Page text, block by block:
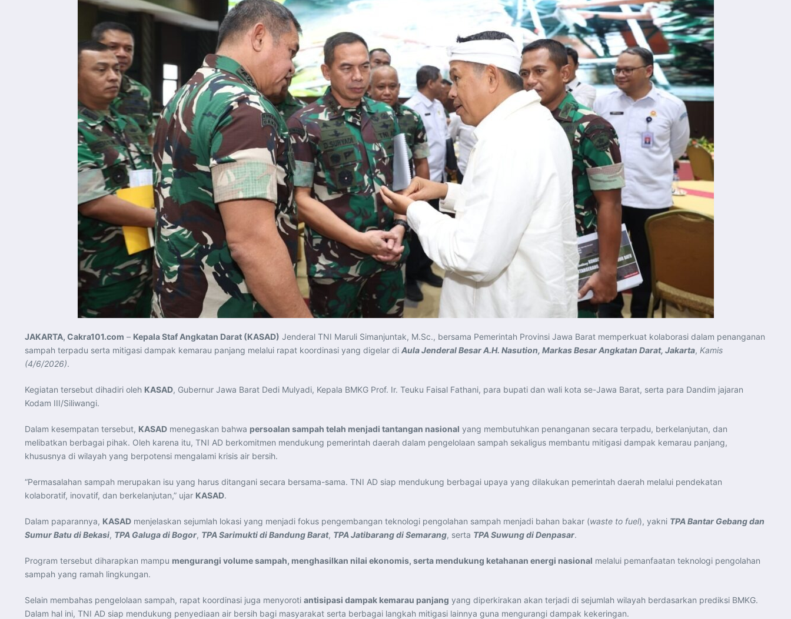
JAKARTA, Cakra101.com – Kepala Staf Angkatan Darat (KASAD) Jenderal TNI Maruli Simanjuntak, M.Sc., bersama Pemerintah Provinsi Jawa Barat memperkuat kolaborasi dalam penanganan
sampah terpadu serta mitigasi dampak kemarau panjang melalui rapat koordinasi yang digelar di Aula Jenderal Besar A.H. Nasution, Markas Besar Angkatan Darat, Jakarta, Kamis
(4/6/2026).
Kegiatan tersebut dihadiri oleh KASAD, Gubernur Jawa Barat Dedi Mulyadi, Kepala BMKG Prof. Ir. Teuku Faisal Fathani, para bupati dan wali kota se-Jawa Barat, serta para Dandim jajaran
Kodam III/Siliwangi.
Dalam kesempatan tersebut, KASAD menegaskan bahwa persoalan sampah telah menjadi tantangan nasional yang membutuhkan penanganan secara terpadu, berkelanjutan, dan
melibatkan berbagai pihak. Oleh karena itu, TNI AD berkomitmen mendukung pemerintah daerah dalam pengelolaan sampah sekaligus membantu mitigasi dampak kemarau panjang,
khususnya di wilayah yang berpotensi mengalami krisis air bersih.
“Permasalahan sampah merupakan isu yang harus ditangani secara bersama-sama. TNI AD siap mendukung berbagai upaya yang dilakukan pemerintah daerah melalui pendekatan
kolaboratif, inovatif, dan berkelanjutan,” ujar KASAD.
Dalam paparannya, KASAD menjelaskan sejumlah lokasi yang menjadi fokus pengembangan teknologi pengolahan sampah menjadi bahan bakar (waste to fuel), yakni TPA Bantar Gebang dan
Sumur Batu di Bekasi, TPA Galuga di Bogor, TPA Sarimukti di Bandung Barat, TPA Jatibarang di Semarang, serta TPA Suwung di Denpasar.
Program tersebut diharapkan mampu mengurangi volume sampah, menghasilkan nilai ekonomis, serta mendukung ketahanan energi nasional melalui pemanfaatan teknologi pengolahan
sampah yang ramah lingkungan.
Selain membahas pengelolaan sampah, rapat koordinasi juga menyoroti antisipasi dampak kemarau panjang yang diperkirakan akan terjadi di sejumlah wilayah berdasarkan prediksi BMKG.
Dalam hal ini, TNI AD siap mendukung penyediaan air bersih bagi masyarakat serta berbagai langkah mitigasi lainnya guna mengurangi dampak kekeringan.